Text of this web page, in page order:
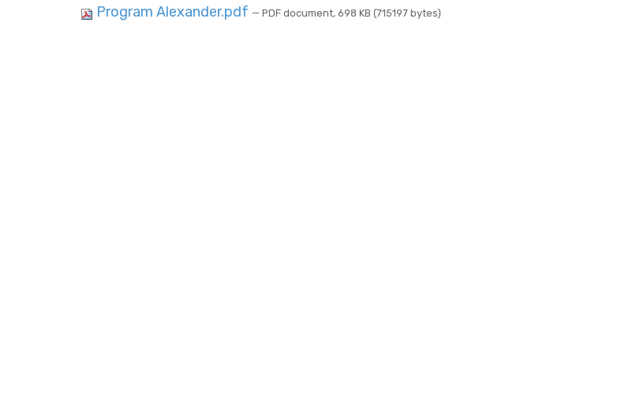
Program Alexander.pdf — PDF document, 698 KB (715197 bytes)